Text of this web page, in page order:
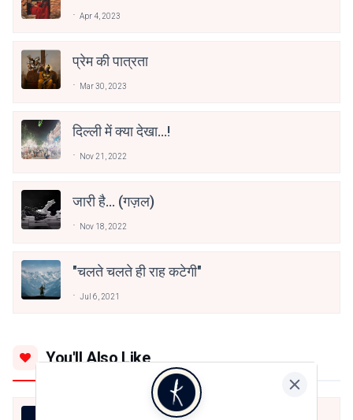
Apr 4, 2023
प्रेम की पात्रता
Mar 30, 2023
दिल्ली में क्या देखा...!
Nov 21, 2022
जारी है... (गज़ल)
Nov 18, 2022
"चलते चलते ही राह कटेगी"
Jul 6, 2021
You'll Also Like